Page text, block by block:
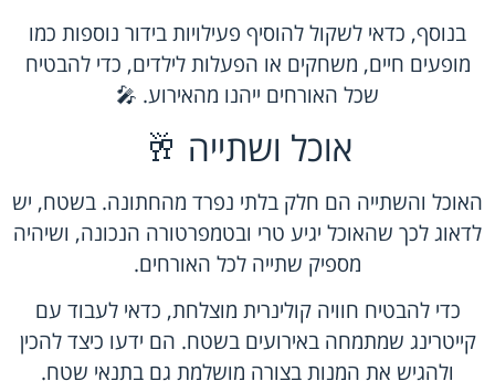
בנוסף, כדאי לשקול להוסיף פעילויות בידור נוספות כמו
מופעים חיים, משחקים או הפעלות לילדים, כדי להבטיח
שכל האורחים ייהנו מהאירוע. 🎤
אוכל ושתייה 🥂
האוכל והשתייה הם חלק בלתי נפרד מהחתונה. בשטח, יש
לדאוג לכך שהאוכל יגיע טרי ובטמפרטורה הנכונה, ושיהיה
מספיק שתייה לכל האורחים.
כדי להבטיח חוויה קולינרית מוצלחת, כדאי לעבוד עם
קייטרינג שמתמחה באירועים בשטח. הם ידעו כיצד להכין
ולהגיש את המנות בצורה מושלמת גם בתנאי שטח.